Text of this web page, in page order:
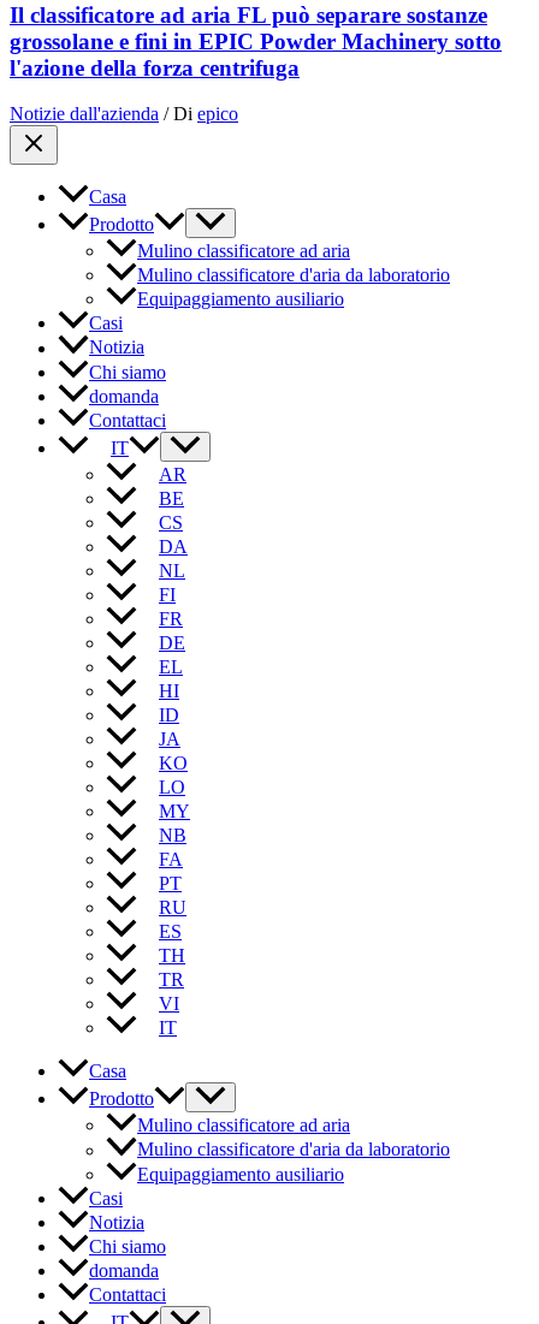
Il classificatore ad aria FL può separare sostanze
grossolane e fini in EPIC Powder Machinery sotto
l'azione della forza centrifuga
Notizie dall'azienda / Di epico
Casa
Prodotto
Mulino classificatore ad aria
Mulino classificatore d'aria da laboratorio
Equipaggiamento ausiliario
Casi
Notizia
Chi siamo
domanda
Contattaci
IT
AR
BE
CS
DA
NL
FI
FR
DE
EL
HI
ID
JA
KO
LO
MY
NB
FA
PT
RU
ES
TH
TR
VI
IT
Casa
Prodotto
Mulino classificatore ad aria
Mulino classificatore d'aria da laboratorio
Equipaggiamento ausiliario
Casi
Notizia
Chi siamo
domanda
Contattaci